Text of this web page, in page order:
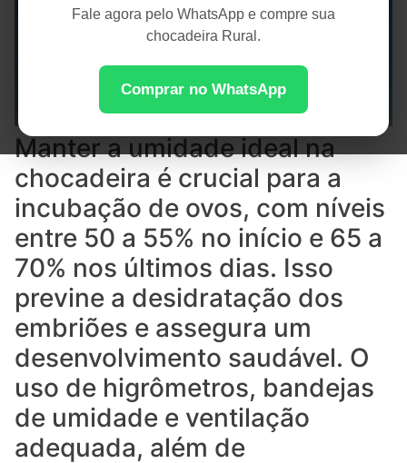
Fale agora pelo WhatsApp e compre sua
chocadeira Rural.
Comprar no WhatsApp
Manter a umidade ideal na
chocadeira é crucial para a
incubação de ovos, com níveis
entre 50 a 55% no início e 65 a
70% nos últimos dias. Isso
previne a desidratação dos
embriões e assegura um
desenvolvimento saudável. O
uso de higrômetros, bandejas
de umidade e ventilação
adequada, além de